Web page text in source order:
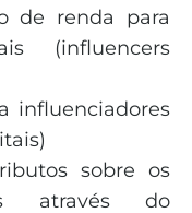
de renda para
(influencers
influenciadores
sobre os
através do